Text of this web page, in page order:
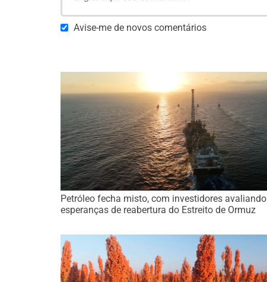
Avise-me de novos comentários
Petróleo fecha misto, com investidores avaliando
esperanças de reabertura do Estreito de Ormuz